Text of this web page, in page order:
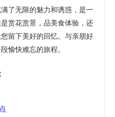
了无限的魅力和诱惑，是一
赏花赏景，品美食体验，还
留下美好的回忆。与亲朋好
愉快难忘的旅程。